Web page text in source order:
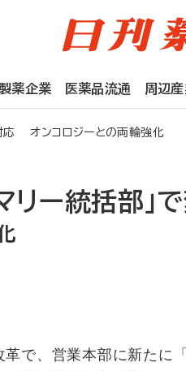
薬企業 医薬品流通 周辺
応 オンコロジーとの両輪強化
リー統括部」
で、営業本部に新たに